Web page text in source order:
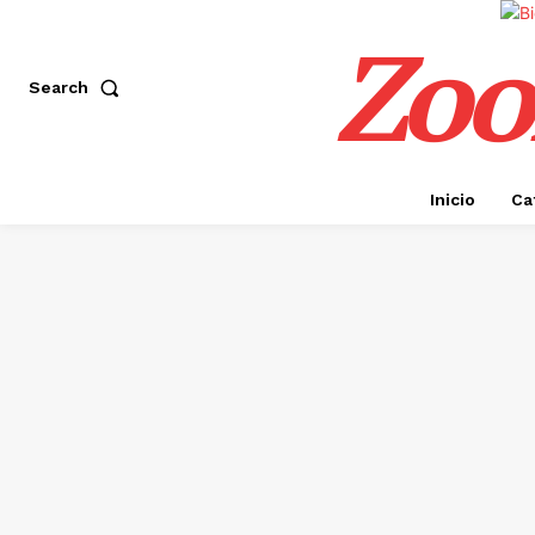
Search
Inicio